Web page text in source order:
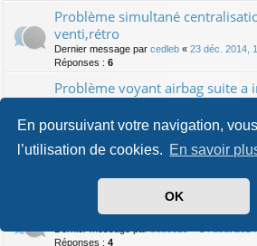
En poursuivant votre navigation,
l’utilisation de cookies. En savoir
OK
Problème simultané
venti,rétro
Dernier message par cedleb « 23 déc. 2014,
Réponses : 6
Problème voyant airbag suite a
Dernier message par Legremlins_Keitaro«
Réponses : 2
pb de radar de recul
mon toutou ne demarre plus
Réponses : 4